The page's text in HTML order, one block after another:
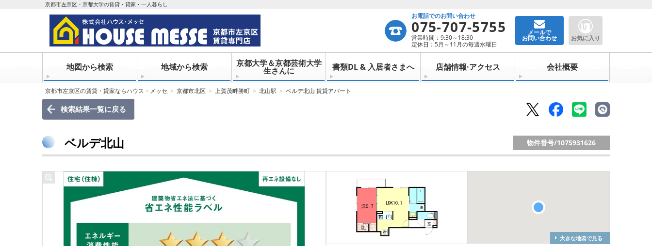
京都市左京区・京都大学の賃貸・貸家・一人暮らし
お電話でのお問い合わせ
075-707-5755
営業時間：9:30～18:30
定休日：5月～11月の毎週水曜日
メールで
お問い合わせ お気に入り
地図から検索 地域から検索 京都大学＆京都芸術大学
生さんに 書類DL & 入居者さまへ 店舗情報·アクセス 会社概要
京都市左京区の賃貸・貸家ならハウス・メッセ 京都市北区 上賀茂畔勝町 北山駅 ベルデ北山 賃貸アパート
検索結果一覧に戻る
ベルデ北山 物件番号/1075931626
大きな地図で見る